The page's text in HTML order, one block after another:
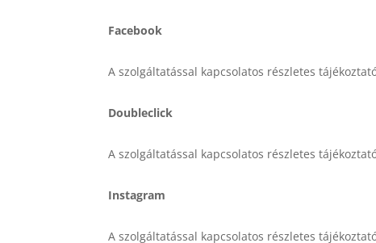
Facebook
A szolgáltatással kapcsolatos részletes
Doubleclick
A szolgáltatással kapcsolatos részletes
Instagram
A szolgáltatással kapcsolatos részletes